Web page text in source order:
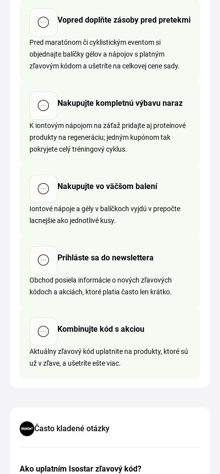
Vopred doplňte zásoby pred pretekmi
Pred maratónom či cyklistickým eventom si
objednajte balíčky gélov a nápojov s platným
zľavovým kódom a ušetríte na celkovej cene sady.
Nakupujte kompletnú výbavu naraz
K iontovým nápojom na záťaž pridajte aj proteínové
produkty na regeneráciu; jedným kupónom tak
pokryjete celý tréningový cyklus.
Nakupujte vo väčšom balení
Iontové nápoje a gély v balíčkoch vyjdú v prepočte
lacnejšie ako jednotlivé kusy.
Prihláste sa do newslettera
Obchod posiela informácie o nových zľavových
kódoch a akciách, ktoré platia často len krátko.
Kombinujte kód s akciou
Aktuálny zľavový kód uplatnite na produkty, ktoré sú
už v zľave, a ušetríte ešte viac.
Často kladené otázky
Ako uplatním Isostar zľavový kód?